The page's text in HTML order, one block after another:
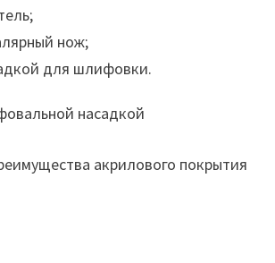
нож;
для шлифовки.
акрилового покрытия